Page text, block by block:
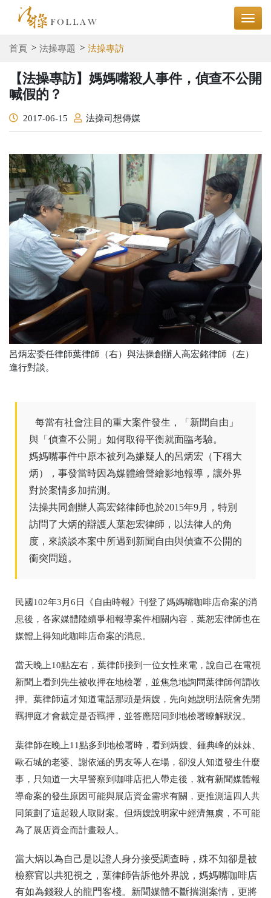
首頁 法操專題 法操專訪
【法操專訪】媽媽嘴殺人事件，偵查不公開
喊假的？
2017-06-15 法操司想傳媒
呂炳宏委任律師葉律師（右）與法操創辦人高宏銘律師（左）
進行對談。
每當有社會注目的重大案件發生，「新聞自由」
與「偵查不公開」如何取得平衡就面臨考驗。
媽媽嘴事件中原本被列為嫌疑人的呂炳宏（下稱大
炳），事發當時因為媒體繪聲繪影地報導，讓外界
對於案情多加揣測。
法操共同創辦人高宏銘律師也於2015年9月，特別
訪問了大炳的辯護人葉恕宏律師，以法律人的角
度，來談談本案中所遇到新聞自由與偵查不公開的
衝突問題。
民國102年3月6日《自由時報》刊登了媽媽嘴咖啡店命案的消
息後，各家媒體陸續爭相報導案件相關內容，葉恕宏律師也在
媒體上得知此咖啡店命案的消息。
當天晚上10點左右，葉律師接到一位女性來電，說自己在電視
新聞上看到先生被收押在地檢署，並焦急地詢問葉律師何謂收
押。葉律師這才知道電話那頭是炳嫂，先向她說明法院會先開
羈押庭才會裁定是否羈押，並答應陪同到地檢署瞭解狀況。
葉律師在晚上11點多到地檢署時，看到炳嫂、鍾典峰的妹妹、
歐石城的老婆、謝依涵的男友等人在場，卻沒人知道發生什麼
事，只知道一大早警察到咖啡店把人帶走後，就有新聞媒體報
導命案的發生原因可能與展店資金需求有關，更推測這四人共
同策劃了這起殺人取財案。但炳嫂說明家中經濟無虞，不可能
為了展店資金而計畫殺人。
當大炳以為自己是以證人身分接受調查時，殊不知卻是被
檢察官以共犯視之，葉律師告訴他外界說，媽媽嘴咖啡店
有如為錢殺人的龍門客棧。新聞媒體不斷揣測案情，更將